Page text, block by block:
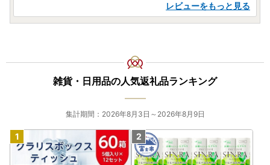
レビューをもっと見る
雑貨・日用品の人気返礼品ランキング
集計期間：2026年8月3日～2026年8月9日